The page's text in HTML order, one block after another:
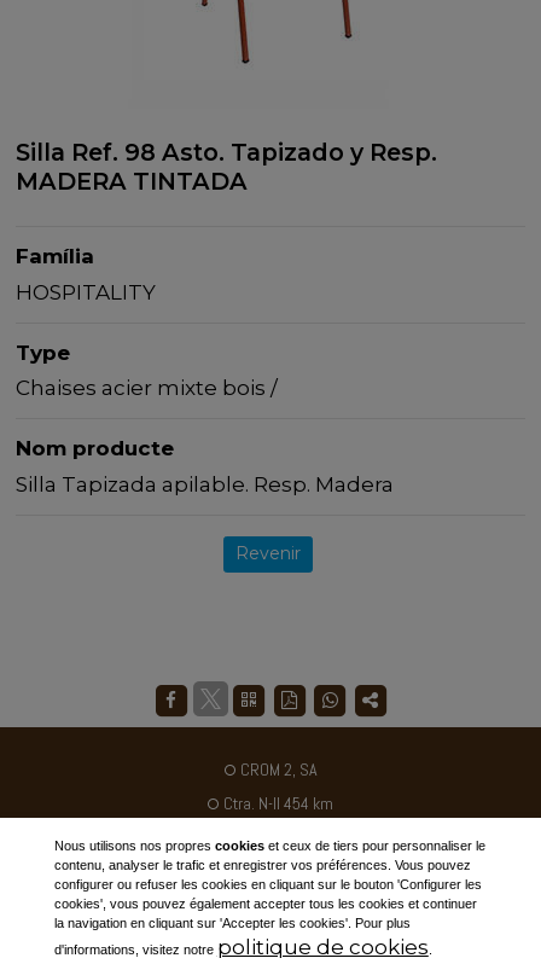
Silla Ref. 98 Asto. Tapizado y Resp.
MADERA TINTADA
Família
HOSPITALITY
Type
Chaises acier mixte bois /
Nom producte
Silla Tapizada apilable. Resp. Madera
Revenir
CROM 2, SA
Ctra. N-II 454 km
Poligon industriel Galileo C / B
25180 - Alcarras - ESPAGNE
Tél. +34 973 795030
ventas@crom2.com
Nous utilisons nos propres cookieset ceux de tiers pour personnaliser le
contenu, analyser le trafic et enregistrer vos préférences. Vous pouvez
configurer ou refuser les cookies en cliquant sur le bouton 'Configurer les
cookies', vous pouvez également accepter tous les cookies et continuer
la navigation en cliquant sur 'Accepter les cookies'. Pour plus
d'informations, visitez notre politique de cookies